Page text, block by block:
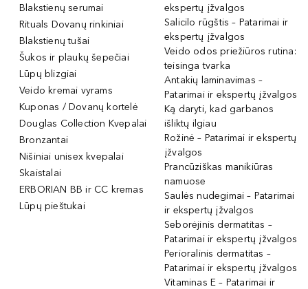
Blakstienų serumai
Rituals Dovanų rinkiniai
Blakstienų tušai
Šukos ir plaukų šepečiai
Lūpų blizgiai
Veido kremai vyrams
Kuponas / Dovanų kortelė
Douglas Collection Kvepalai
Bronzantai
Nišiniai unisex kvepalai
Skaistalai
ERBORIAN BB ir CC kremas
Lūpų pieštukai
ekspertų įžvalgos
Salicilo rūgštis – Patarimai ir
ekspertų įžvalgos
Veido odos priežiūros rutina:
teisinga tvarka
Antakių laminavimas –
Patarimai ir ekspertų įžvalgos
Ką daryti, kad garbanos
išliktų ilgiau
Rožinė – Patarimai ir ekspertų
įžvalgos
Prancūziškas manikiūras
namuose
Saulės nudegimai – Patarimai
ir ekspertų įžvalgos
Seborėjinis dermatitas –
Patarimai ir ekspertų įžvalgos
Perioralinis dermatitas –
Patarimai ir ekspertų įžvalgos
Vitaminas E – Patarimai ir